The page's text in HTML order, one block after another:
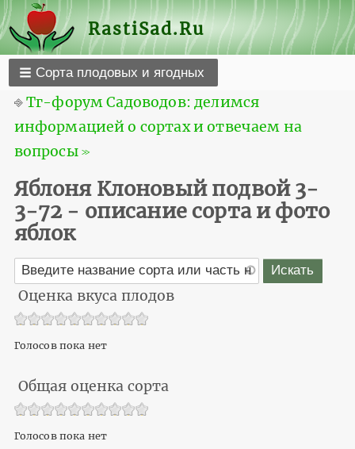
RastiSad.Ru
Сорта плодовых и ягодных
⎆Тг-форум Садоводов: делимся
информацией о сортах и отвечаем на
вопросы ≫
Яблоня Клоновый подвой 3-
3-72 - описание сорта и фото
яблок
Оценка вкуса плодов
Голосов пока нет
Общая оценка сорта
Голосов пока нет